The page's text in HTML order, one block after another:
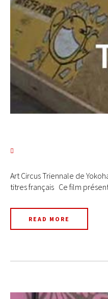
Art Circus Triennale de
titres français Ce film
READ MORE